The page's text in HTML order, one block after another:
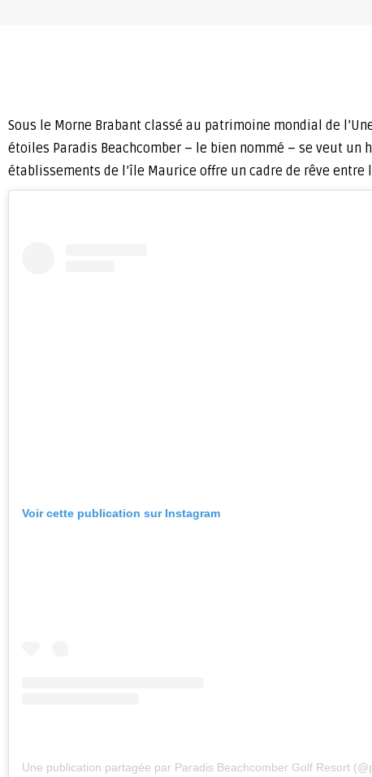
Sous le Morne Brabant classé au patrimoine mondial de
étoiles Paradis Beachcomber – le bien nommé – se veut un
établissements de l’île Maurice offre un cadre de rêve
Voir cette publication sur Instagram
Une publication partagée par Paradis Beachcomber Golf Resort